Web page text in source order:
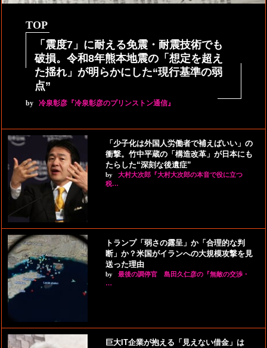
TOP
「震度7」に耐える免震・耐震技術でも
破損。令和8年熊本地震の「想定を超え
た揺れ」が明らかにした“現行基準の弱
点”
by 冷泉彰彦『冷泉彰彦のプリンストン通信』
「少子化は外国人労働者で補えばいい」の
衝撃。竹中平蔵の「構造改革」が日本にも
たらした“深刻な後遺症”
by
大村大次郎『大村大次郎の本音で役に立つ
税…
トランプ「弱さの露呈」か「合理的な判
断」か？米国がイランへの大規模攻撃を見
送った理由
by
最後の調停官 島田久仁彦の『無敵の交渉・
…
巨大IT企業が抱える「見えない借金」は